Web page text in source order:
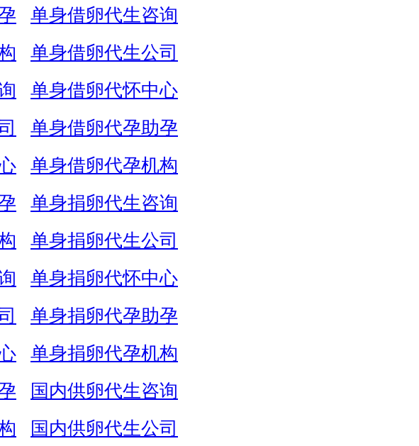
单身借卵代生咨询
单身借卵代生公司
单身借卵代怀中心
单身借卵代孕助孕
单身借卵代孕机构
单身捐卵代生咨询
单身捐卵代生公司
单身捐卵代怀中心
单身捐卵代孕助孕
单身捐卵代孕机构
国内供卵代生咨询
国内供卵代生公司